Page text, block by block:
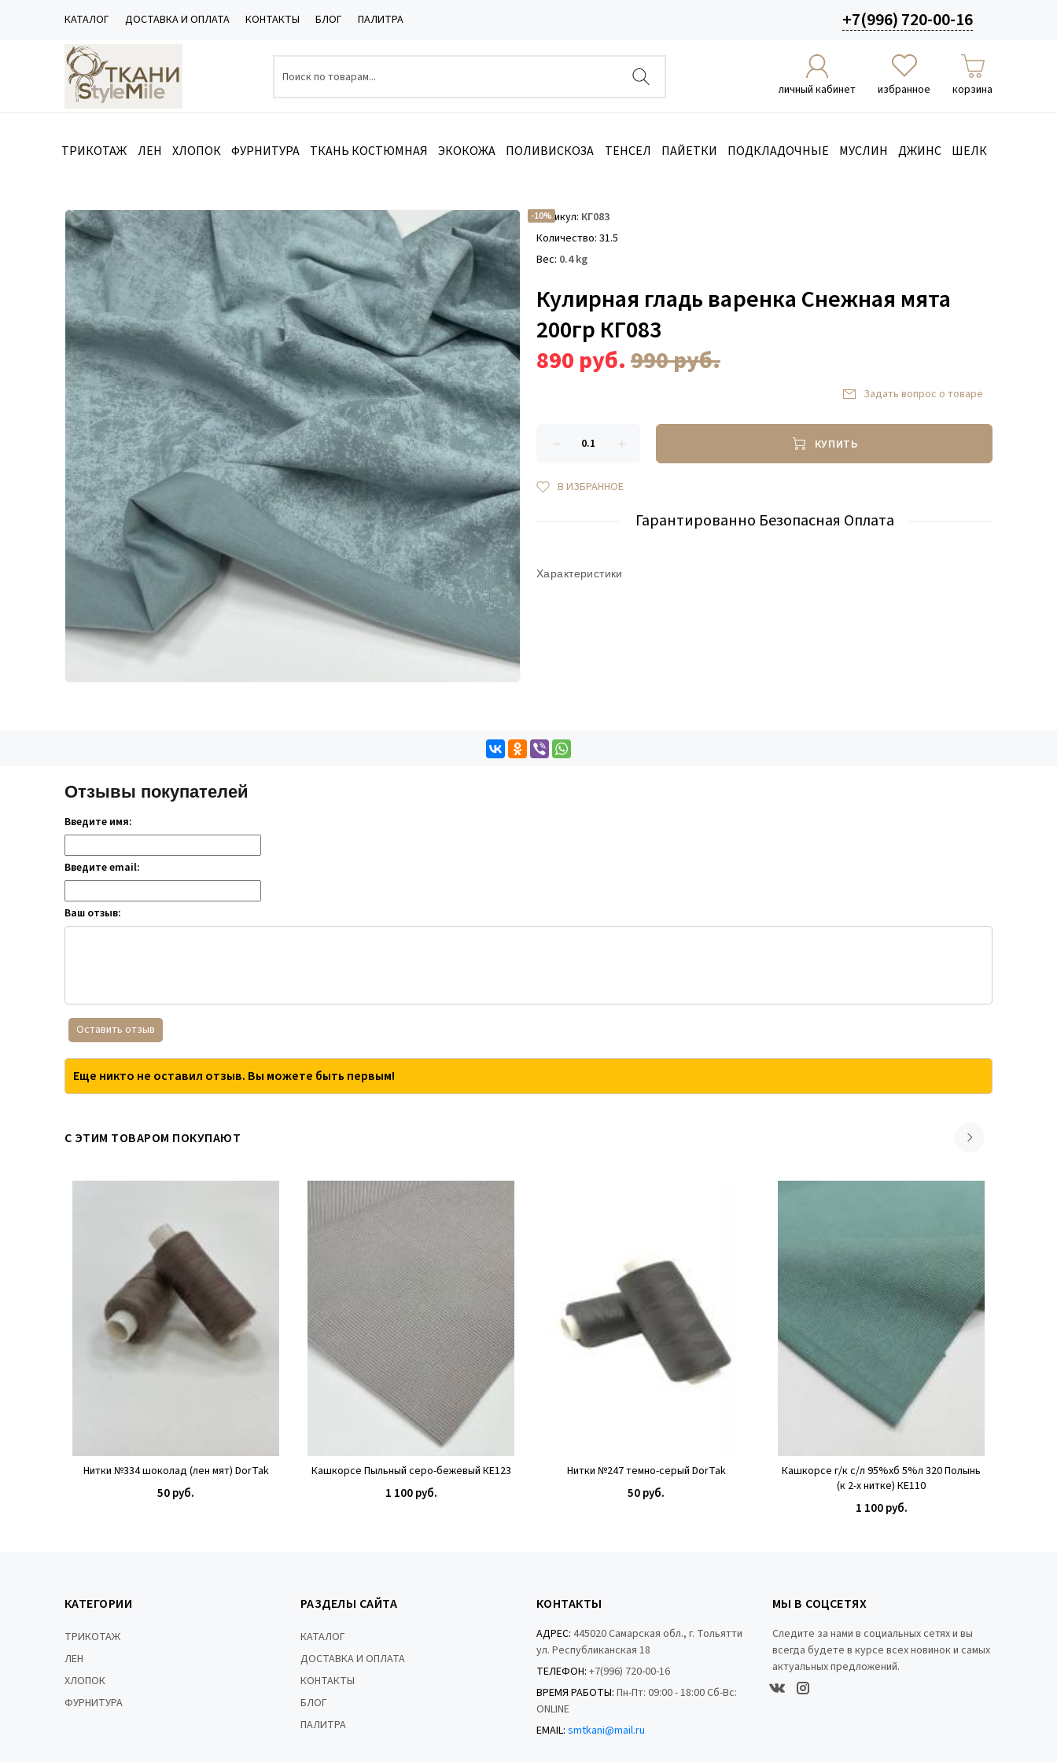
КАТАЛОГ ДОСТАВКА И ОПЛАТА КОНТАКТЫ БЛОГ ПАЛИТРА +7(996) 720-00-16
личный кабинет избранное корзина
ТРИКОТАЖ ЛЕН ХЛОПОК ФУРНИТУРА ТКАНЬ КОСТЮМНАЯ ЭКОКОЖА ПОЛИВИСКОЗА ТЕНСЕЛ ПАЙЕТКИ ПОДКЛАДОЧНЫЕ МУСЛИН ДЖИНС ШЕЛК
Артикул КГ083
Количество 31.5
Вес 0.4kg
Кулирная гладь варенка Снежная мята
200гр КГ083
-10%
890 руб.990руб.
Задать вопрос о товаре
КУПИТЬ
В ИЗБРАННОЕ
Гарантированно Безопасная Оплата
Характеристики
Отзывы покупателей
Введите имя:
Введите email:
Ваш отзыв:
Оставить отзыв
Еще никто не оставил отзыв. Вы можете быть первым!
С ЭТИМ ТОВАРОМ ПОКУПАЮТ
Нитки №334 шоколад (лен мят) DorTak
50 руб.
Кашкорсе Пыльный серо-бежевый КЕ123
1 100 руб.
Нитки №247 темно-серый DorTak
50 руб.
Кашкорсе г/к с/л 95%хб 5%л 320 Полынь
(к 2-х нитке) КЕ110
1 100 руб.
КАТЕГОРИИ
ТРИКОТАЖ
ЛЕН
ХЛОПОК
ФУРНИТУРА
РАЗДЕЛЫ САЙТА
КАТАЛОГ
ДОСТАВКА И ОПЛАТА
КОНТАКТЫ
БЛОГ
ПАЛИТРА
КОНТАКТЫ
АДРЕС: 445020 Самарская обл., г. Тольятти
ул. Республиканская 18
ТЕЛЕФОН: +7(996) 720-00-16
ВРЕМЯ РАБОТЫ: Пн-Пт: 09:00 - 18:00 Сб-Вс:
ONLINE
EMAIL: smtkani@mail.ru
МЫ В СОЦСЕТЯХ
Следите за нами в социальных сетях и вы
всегда будете в курсе всех новинок и самых
актуальных предложений.